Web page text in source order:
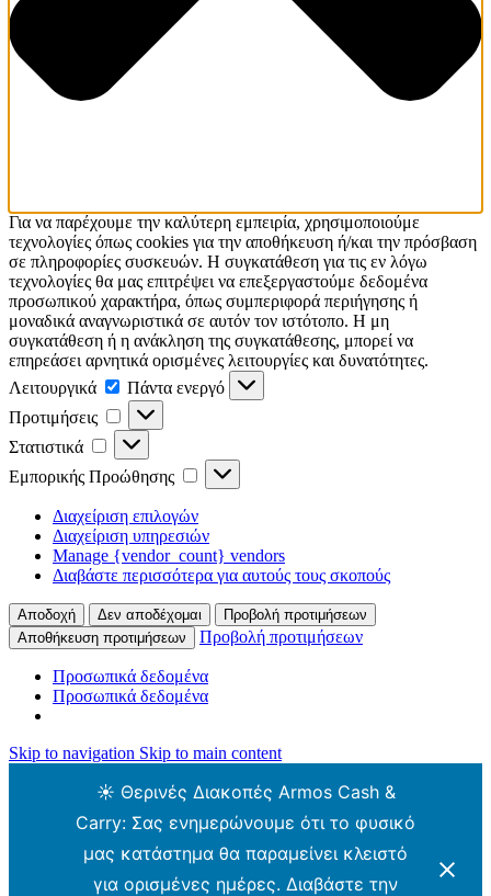
Για να παρέχουμε την καλύτερη εμπειρία, χρησιμοποιούμε
τεχνολογίες όπως cookies για την αποθήκευση ή/και την πρόσβαση
σε πληροφορίες συσκευών. Η συγκατάθεση για τις εν λόγω
τεχνολογίες θα μας επιτρέψει να επεξεργαστούμε δεδομένα
προσωπικού χαρακτήρα, όπως συμπεριφορά περιήγησης ή
μοναδικά αναγνωριστικά σε αυτόν τον ιστότοπο. Η μη
συγκατάθεση ή η ανάκληση της συγκατάθεσης, μπορεί να
επηρεάσει αρνητικά ορισμένες λειτουργίες και δυνατότητες.
Λειτουργικά
Λειτουργικά
Πάντα ενεργό
Προτιμήσεις
Προτιμήσεις
Στατιστικά Στατιστικά
Εμπορικής Προώθησης
Εμπορικής
Προώθησης
Διαχείριση επιλογών
Διαχείριση υπηρεσιών
Manage {vendor_count} vendors
Διαβάστε περισσότερα για αυτούς τους σκοπούς
Αποδοχή Δεν αποδέχομαι
Προβολή προτιμήσεων
Αποθήκευση προτιμήσεων
Προβολή προτιμήσεων
Προσωπικά δεδομένα
Προσωπικά δεδομένα
Skip to navigation Skip to main content
☀️ Θερινές Διακοπές Armos Cash &
Carry: Σας ενημερώνουμε ότι το φυσικό
μας κατάστημα θα παραμείνει κλειστό
για ορισμένες ημέρες. Διαβάστε την